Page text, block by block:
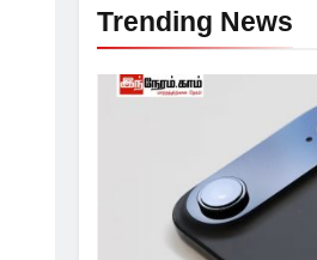
Trending News